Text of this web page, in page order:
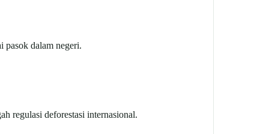
pasok dalam negeri.
regulasi deforestasi internasional.